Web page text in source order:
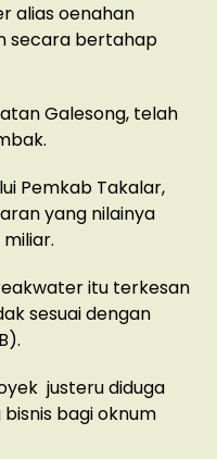
alias oenahan
secara bertahap
Galesong, telah
Pemkab Takalar,
yang nilainya
itu terkesan
sesuai dengan
justeru diduga
bagi oknum